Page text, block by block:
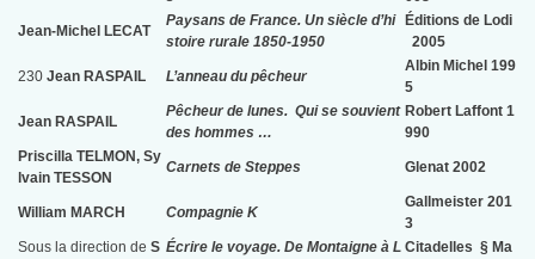
Jean-Michel LECAT
Paysans de France. Un siècle d’hi
stoire rurale 1850-1950
Éditions de Lodi
2005
230Jean RASPAIL L’anneau du pêcheur
Albin Michel 199
5
Jean RASPAIL
Pêcheur de lunes. Qui se souvient
des hommes …
Robert Laffont 1
990
Priscilla TELMON, Sy
lvain TESSON
Carnets de Steppes Glenat 2002
William MARCH Compagnie K
Gallmeister 201
3
Sous la direction de S Écrire le voyage. De Montaigne à L Citadelles § Ma